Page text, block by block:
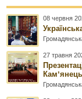
08 червня
27 травня